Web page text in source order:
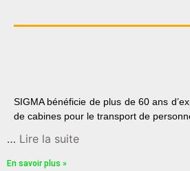
SIGMA bénéficie de plus de 60 ans
de cabines pour le transport de
… Lire la suite
En savoir plus »